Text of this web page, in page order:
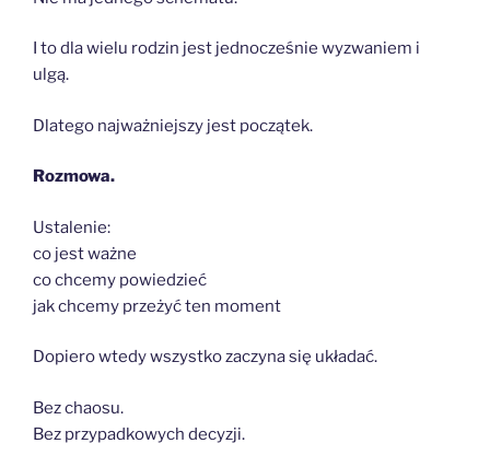
I to dla wielu rodzin jest jednocześnie wyzwaniem i
ulgą.
Dlatego najważniejszy jest początek.
Rozmowa.
Ustalenie:
co jest ważne
co chcemy powiedzieć
jak chcemy przeżyć ten moment
Dopiero wtedy wszystko zaczyna się układać.
Bez chaosu.
Bez przypadkowych decyzji.